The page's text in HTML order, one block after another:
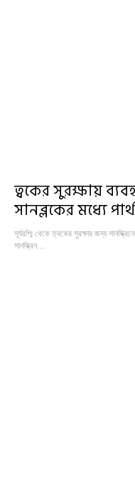
ত্বকের সুরক্ষায়
সানব্লকের মধ্যে
সূর্যরশ্মি থেকে ত্বকের সুরক্ষার জন্য
সানস্ক্রিন…